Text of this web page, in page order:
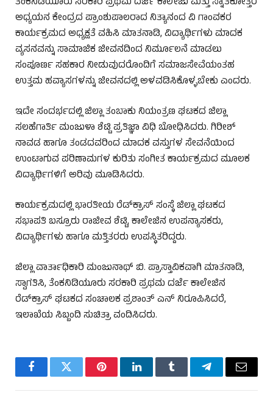
ಅಧ್ಯಯನ ಕೇಂದ್ರದ ಪ್ರಾಂಶುಪಾಲರಾದ ನಿತ್ಯಾನಂದ ವಿ ಗಾಂವಕರ
ಕಾರ್ಯಕ್ರಮದ ಅಧ್ಯಕ್ಷತೆ ವಹಿಸಿ ಮಾತನಾಡಿ, ವಿದ್ಯಾರ್ಥಿಗಳು ಮಾದಕ
ವ್ಯಸನವನ್ನು ಸಾಮಾಜಿಕ ಜೀವನದಿಂದ ನಿರ್ಮೂಲನೆ ಮಾಡಲು
ಸಂಪೂರ್ಣ ಸಹಕಾರ ನೀಡುವುದರೊಂದಿಗೆ ಸಮಾಜಸೇವೆಯಂತಹ
ಉತ್ತಮ ಹವ್ಯಾಸಗಳನ್ನು ಜೀವನದಲ್ಲಿ ಅಳವಡಿಸಿಕೊಳ್ಳಬೇಕು ಎಂದರು.
ಇದೇ ಸಂದರ್ಭದಲ್ಲಿ ಜಿಲ್ಲಾ ತಂಬಾಕು ನಿಯಂತ್ರಣ ಘಟಕದ ಜಿಲ್ಲಾ
ಸಲಹೆಗಾರ್ತಿ ಮಂಜುಳಾ ಶೆಟ್ಟಿ ಪ್ರತಿಜ್ಞಾ ವಿಧಿ ಬೋಧಿಸಿದರು. ಗಿರೀಶ್
ನಾವಡ ಹಾಗೂ ತಂಡದವರಿಂದ ಮಾದಕ ವಸ್ತುಗಳ ಸೇವನೆಯಿಂದ
ಉಂಟಾಗುವ ಪರಿಣಾಮಗಳ ಕುರಿತು ಸಂಗೀತ ಕಾರ್ಯಕ್ರಮದ ಮೂಲಕ
ವಿದ್ಯಾರ್ಥಿಗಳಿಗೆ ಅರಿವು ಮೂಡಿಸಿದರು.
ಕಾರ್ಯಕ್ರಮದಲ್ಲಿ ಭಾರತೀಯ ರೆಡ್‌ಕ್ರಾಸ್ ಸಂಸ್ಥೆ ಜಿಲ್ಲಾ ಘಟಕದ
ಸಭಾಪತಿ ಬಸ್ರೂರು ರಾಜೀವ ಶೆಟ್ಟಿ, ಕಾಲೇಜಿನ ಉಪನ್ಯಾಸಕರು,
ವಿದ್ಯಾರ್ಥಿಗಳು ಹಾಗೂ ಮತ್ತಿತರರು ಉಪಸ್ಥಿತರಿದ್ದರು.
ಜಿಲ್ಲಾ ವಾರ್ತಾಧಿಕಾರಿ ಮಂಜುನಾಥ್ ಬಿ. ಪ್ರಾಸ್ತಾವಿಕವಾಗಿ ಮಾತನಾಡಿ,
ಸ್ವಾಗತಿಸಿ, ತೆಂಕನಿಡಿಯೂರು ಸರಕಾರಿ ಪ್ರಥಮ ದರ್ಜೆ ಕಾಲೇಜಿನ
ರೆಡ್‌ಕ್ರಾಸ್ ಘಟಕದ ಸಂಚಾಲಕ ಪ್ರಶಾಂತ್ ಎನ್ ನಿರೂಪಿಸಿದರೆ,
ಇಲಾಖೆಯ ಸಿಬ್ಬಂದಿ ಸುಚಿತ್ರಾ ವಂದಿಸಿದರು.
FacebookTwitter PinterestLinkedInTumblr TelegramEmail